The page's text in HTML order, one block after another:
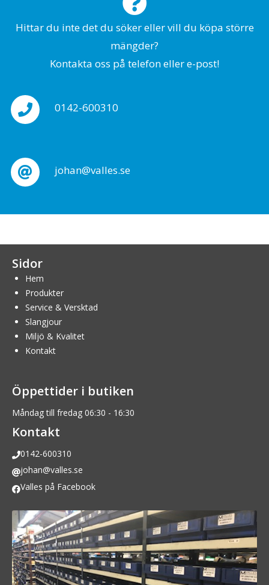
Hittar du inte det du söker eller vill du köpa större
mängder?
Kontakta oss på telefon eller e-post!
0142-600310
johan@valles.se
Sidor
Hem
Produkter
Service & Versktad
Slangjour
Miljö & Kvalitet
Kontakt
Öppettider i butiken
Måndag till fredag 06:30 - 16:30
Kontakt
0142-600310
johan@valles.se
Valles på Facebook